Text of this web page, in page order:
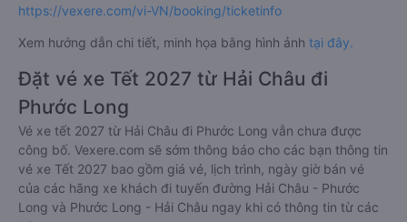
https://vexere.com/vi-VN/booking/ticketinfo
Xem hướng dẫn chi tiết, minh họa bằng hình ảnh tại đây.
Đặt vé xe Tết 2027 từ Hải Châu đi
Phước Long
Vé xe tết 2027 từ Hải Châu đi Phước Long vẫn chưa được
công bố. Vexere.com sẽ sớm thông báo cho các bạn thông tin
vé xe Tết 2027 bao gồm giá vé, lịch trình, ngày giờ bán vé
của các hãng xe khách đi tuyến đường Hải Châu - Phước
Long và Phước Long - Hải Châu ngay khi có thông tin từ các